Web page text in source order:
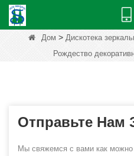
Дом > Дискотека
Рождество
Отправьте Нам
Мы свяжемся с вами как можно